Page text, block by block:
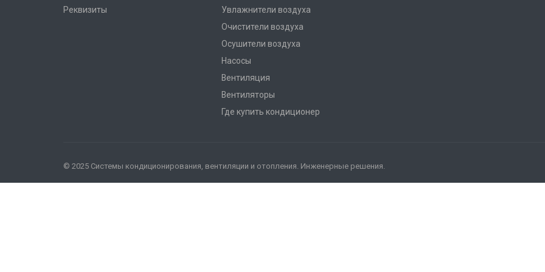
Реквизиты
Увлажнители воздуха
Очистители воздуха
Осушители воздуха
Насосы
Вентиляция
Вентиляторы
Где купить кондиционер
© 2025 Системы кондиционирования, вентиляции и отопления. Инженерные решения.